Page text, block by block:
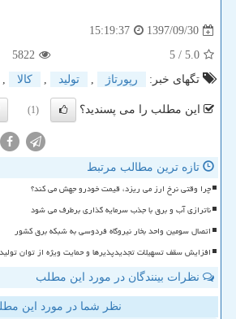
1397/09/30
15:19:37
5.0
/ 5
5822
تگهای خبر:
رپورتاژ , تولید , كالا ,
این مطلب را می پسندید؟ (1)
تازه ترین مطالب مرتبط
چرا وقتی نرخ ارز می ریزد، قیمت خودرو جهش می کند؟
ناترازی آب و برق با جذب سرمایه گذاری برطرف می شود
اتصال سومین واحد بخار نیروگاه فردوسی به شبکه برق کشور
افزایش سقف تسهیلات تجدیدپذیرها و حمایت ویژه از توان
نظرات بینندگان در مورد این مطلب
نظر شما در مورد این